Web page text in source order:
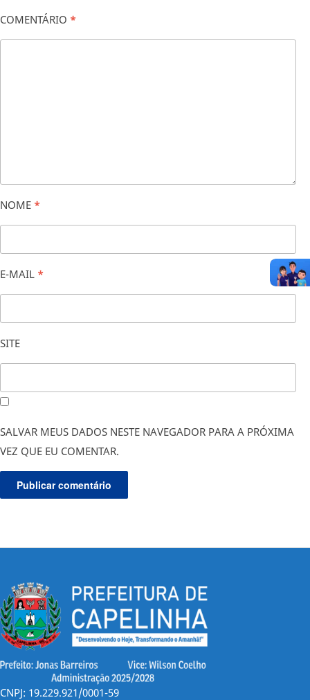
COMENTÁRIO *
NOME *
E-MAIL *
SITE
SALVAR MEUS DADOS NESTE NAVEGADOR PARA A PRÓXIMA
VEZ QUE EU COMENTAR.
CNPJ: 19.229.921/0001-59